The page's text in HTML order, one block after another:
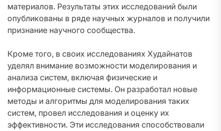
материалов. Результаты этих исследований были
опубликованы в ряде научных журналов и получили
признание научного сообщества.
Кроме того, в своих исследованиях Худайнатов
уделял внимание возможности моделирования и
анализа систем, включая физические и
информационные системы. Он разработал новые
методы и алгоритмы для моделирования таких
систем, провел исследования и оценку их
эффективности. Эти исследования способствовали